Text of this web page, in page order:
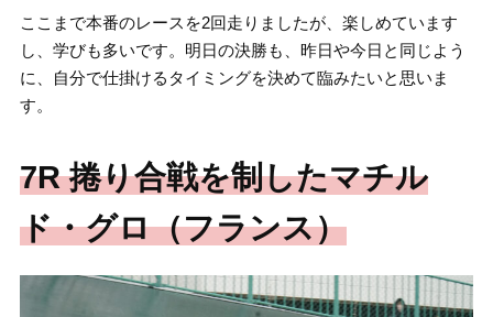
ここまで本番のレースを2回走りましたが、楽しめています
し、学びも多いです。明日の決勝も、昨日や今日と同じよう
に、自分で仕掛けるタイミングを決めて臨みたいと思いま
す。
7R 捲り合戦を制したマチル
ド・グロ（フランス）